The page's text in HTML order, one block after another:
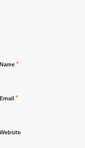
Name *
Email *
Website